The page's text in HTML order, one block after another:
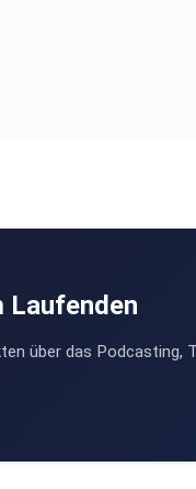
Laufenden
über das Podcasting,